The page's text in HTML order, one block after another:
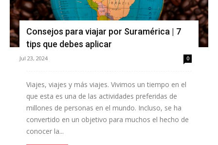
Consejos para viajar por Suramérica | 7
tips que debes aplicar
Jul 23, 2024 0
Viajes, viajes y más viajes. Vivimos un tiempo en el
que esta es una de las actividades preferidas de
millones de personas en el mundo. Incluso, se ha
convertido en un objetivo para muchos el hecho de
conocer la...